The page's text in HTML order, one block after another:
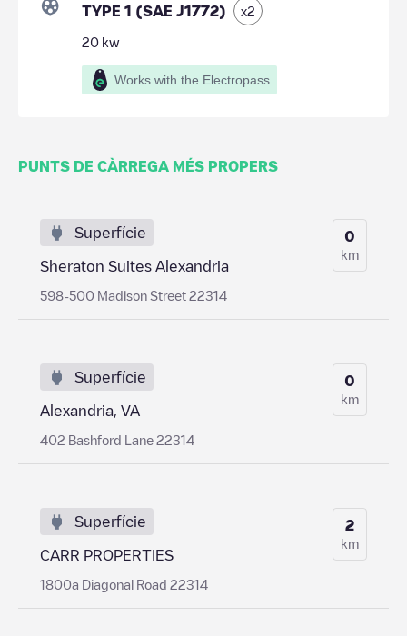
TYPE 1 (SAE J1772) x2
20 kw
Works with the Electropass
PUNTS DE CÀRREGA MÉS PROPERS
Superfície
Sheraton Suites Alexandria
598-500 Madison Street 22314
0
km
Superfície
Alexandria, VA
402 Bashford Lane 22314
0
km
Superfície
CARR PROPERTIES
1800a Diagonal Road 22314
2
km